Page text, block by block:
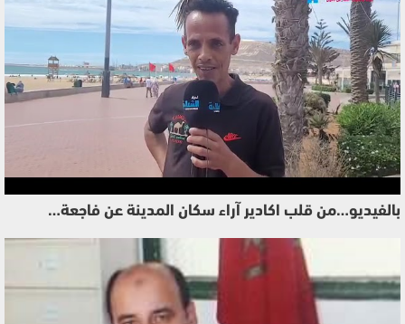
بالفيديو…من قلب اكادير آراء سكان المدينة عن فاجعة…